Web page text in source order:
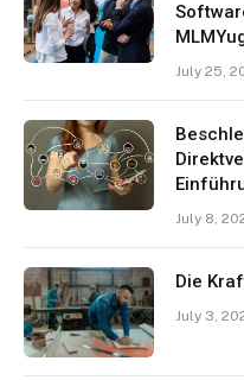
July 25,
July 8,
Die
July 3,